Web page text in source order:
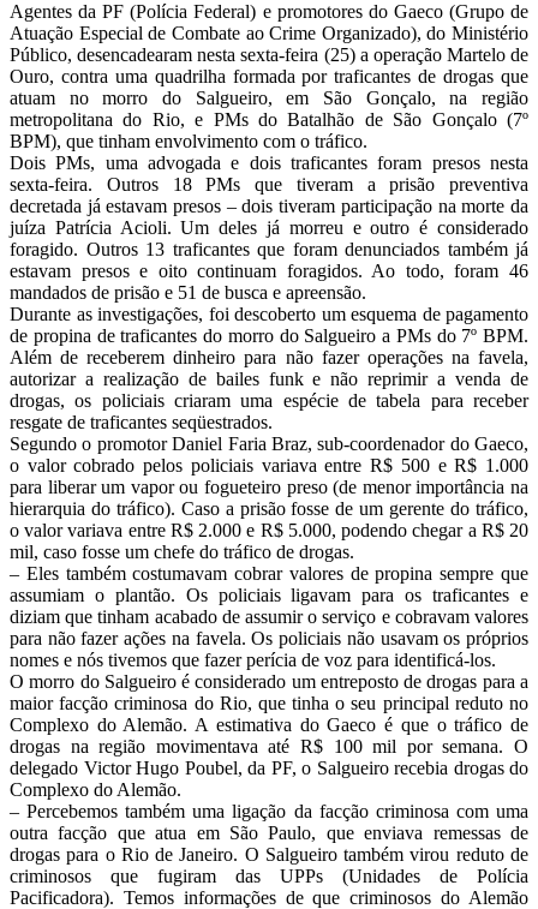
Agentes da PF (Polícia Federal) e promotores do Gaeco (Grupo de
Atuação Especial de Combate ao Crime Organizado), do Ministério
Público, desencadearam nesta sexta-feira (25) a operação Martelo de
Ouro, contra uma quadrilha formada por traficantes de drogas que
atuam no morro do Salgueiro, em São Gonçalo, na região
metropolitana do Rio, e PMs do Batalhão de São Gonçalo (7º
BPM), que tinham envolvimento com o tráfico.
Dois PMs, uma advogada e dois traficantes foram presos nesta
sexta-feira. Outros 18 PMs que tiveram a prisão preventiva
decretada já estavam presos – dois tiveram participação na morte da
juíza Patrícia Acioli. Um deles já morreu e outro é considerado
foragido. Outros 13 traficantes que foram denunciados também já
estavam presos e oito continuam foragidos. Ao todo, foram 46
mandados de prisão e 51 de busca e apreensão.
Durante as investigações, foi descoberto um esquema de pagamento
de propina de traficantes do morro do Salgueiro a PMs do 7º BPM.
Além de receberem dinheiro para não fazer operações na favela,
autorizar a realização de bailes funk e não reprimir a venda de
drogas, os policiais criaram uma espécie de tabela para receber
resgate de traficantes seqüestrados.
Segundo o promotor Daniel Faria Braz, sub-coordenador do Gaeco,
o valor cobrado pelos policiais variava entre R$ 500 e R$ 1.000
para liberar um vapor ou fogueteiro preso (de menor importância na
hierarquia do tráfico). Caso a prisão fosse de um gerente do tráfico,
o valor variava entre R$ 2.000 e R$ 5.000, podendo chegar a R$ 20
mil, caso fosse um chefe do tráfico de drogas.
– Eles também costumavam cobrar valores de propina sempre que
assumiam o plantão. Os policiais ligavam para os traficantes e
diziam que tinham acabado de assumir o serviço e cobravam valores
para não fazer ações na favela. Os policiais não usavam os próprios
nomes e nós tivemos que fazer perícia de voz para identificá-los.
O morro do Salgueiro é considerado um entreposto de drogas para a
maior facção criminosa do Rio, que tinha o seu principal reduto no
Complexo do Alemão. A estimativa do Gaeco é que o tráfico de
drogas na região movimentava até R$ 100 mil por semana. O
delegado Victor Hugo Poubel, da PF, o Salgueiro recebia drogas do
Complexo do Alemão.
– Percebemos também uma ligação da facção criminosa com uma
outra facção que atua em São Paulo, que enviava remessas de
drogas para o Rio de Janeiro. O Salgueiro também virou reduto de
criminosos que fugiram das UPPs (Unidades de Polícia
Pacificadora). Temos informações de que criminosos do Alemão